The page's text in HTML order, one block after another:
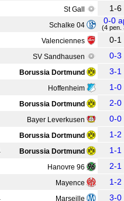
St Gall 1-6
Schalke 04 0-0
(4 pen.
Valenciennes 0-1
SV Sandhausen 0-3
Borussia Dortmund 3-1
Hoffenheim 1-0
Borussia Dortmund 2-0
Bayer Leverkusen 0-0
Borussia Dortmund 1-2
Borussia Dortmund 1-1
Hanovre 96 2-1
Mayence 1-2
Marseille 3-0